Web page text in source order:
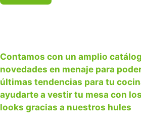
Contamos con un amplio
novedades en menaje para
últimas tendencias para tu
ayudarte a vestir tu mesa con
looks gracias a nuestros hules